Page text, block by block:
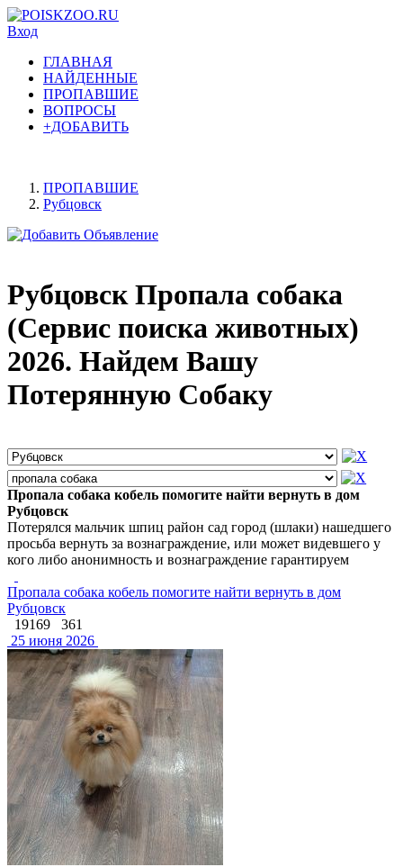
Вход
ГЛАВНАЯ
НАЙДЕННЫЕ
ПРОПАВШИЕ
ВОПРОСЫ
+ДОБАВИТЬ
ПРОПАВШИЕ
Рубцовск
Рубцовск Пропала собака
(Сервис поиска животных)
2026. Найдем Вашу
Потерянную Собаку
Пропала собака кобель помогите найти вернуть в дом
Рубцовск
Потерялся мальчик шпиц район сад город (шлаки) нашедшего
просьба вернуть за вознаграждение, или может видевшего у
кого либо анонимность и вознаграждение гарантируем
Пропала собака кобель помогите найти вернуть в дом
Рубцовск
19169
361
25 июня 2026